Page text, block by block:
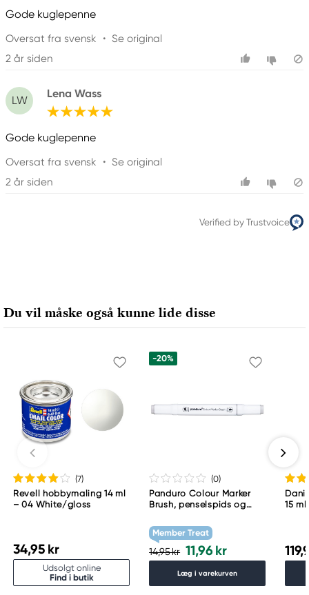
Gode kuglepenne
Oversat fra svensk • Se original
2 år siden
LW
Lena Wass
Gode kuglepenne
Oversat fra svensk • Se original
2 år siden
Verified by Trustvoice
Du vil måske også kunne lide disse
(7)
Revell hobbymaling 14 ml
– 04 White/gloss
34,95 kr
Udsolgt online
Find i butik
-20%
(0)
Panduro Colour Marker
Brush, penselspids og
grey 1 WG1
Member Treat
14,95 kr 11,96 kr
Læg i varekurven
15